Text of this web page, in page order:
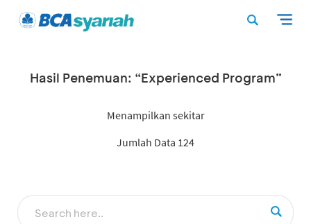
Hasil Penemuan: “Experienced Program”
Menampilkan sekitar
Jumlah Data 124